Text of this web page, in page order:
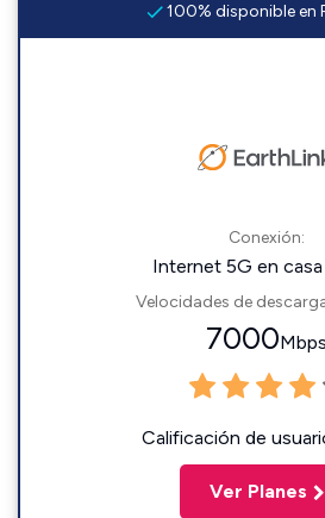
100% disponible en
Conexión:
Internet 5G en casa
Velocidades de
7000Mbps
Calificación de
Ver Planes